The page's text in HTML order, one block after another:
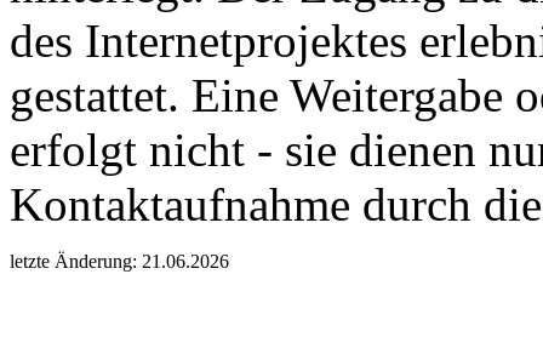
des Internetprojektes
gestattet. Eine Weitergabe
erfolgt nicht - sie dienen
Kontaktaufnahme durch
letzte Änderung: 21.06.2026